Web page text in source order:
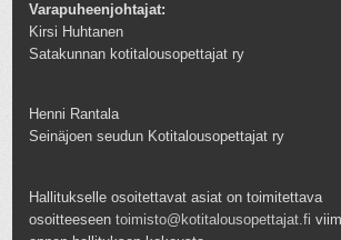
Varapuheenjohtajat:
Kirsi Huhtanen
Satakunnan kotitalousopettajat ry
Henni Rantala
Seinäjoen seudun Kotitalousopettajat ry
Hallitukselle osoitettavat asiat on toimitettava
osoitteeseentoimisto@kotitalousopettajat.fi